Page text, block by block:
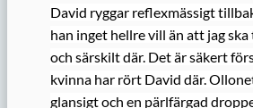
David ryggar reflexmässigt
han inget hellre vill än att jag
och särskilt där. Det är säkert
kvinna har rört David där.
glansigt och en pärlfärgad